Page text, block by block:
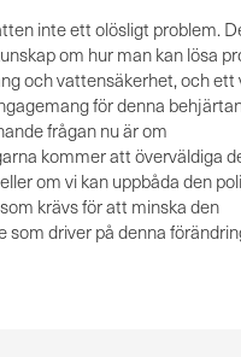
inte ett olösligt problem.
om hur man kan lösa
och vattensäkerhet, och ett
för denna
frågan nu är om
kommer att överväldiga
om vi kan uppbåda den
krävs för att minska den
som driver på denna